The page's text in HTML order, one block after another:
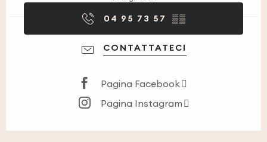
04 95 73 57 ▒▒
CONTATTATECI
Pagina Facebook
Pagina Instagram